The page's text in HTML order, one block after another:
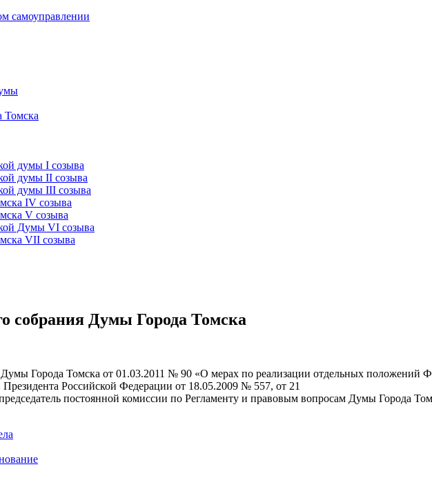
самоуправлении
Томска
думы I созыва
думы II созыва
думы III созыва
IV созыва
V созыва
Думы VI созыва
VII созыва
собрания Думы Города Томска
Города Томска от 01.03.2011 № 90 «О мерах по реализации отдельных положений
Российской Федерации от 18.05.2009 № 557, от 21
постоянной комиссии по Регламенту и правовым вопросам Думы Города